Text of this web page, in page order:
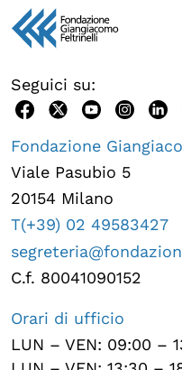
Seguici su:
Fondazione
Viale Pasubio 5
20154 Milano
T(+39) 02 49583427
C.f. 80041090152
Orari di ufficio
LUN – VEN: 09:00 –